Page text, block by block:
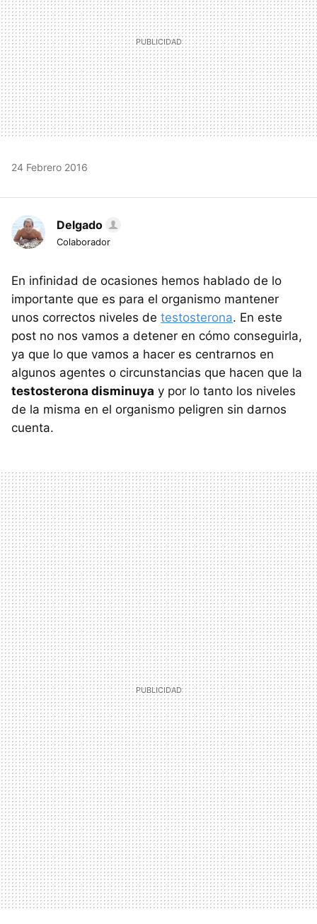
24 Febrero 2016
Delgado
Colaborador
En infinidad de ocasiones hemos hablado de lo
importante que es para el organismo mantener
unos correctos niveles de testosterona. En este
post no nos vamos a detener en cómo conseguirla,
ya que lo que vamos a hacer es centrarnos en
algunos agentes o circunstancias que hacen que la
testosterona disminuya y por lo tanto los niveles
de la misma en el organismo peligren sin darnos
cuenta.